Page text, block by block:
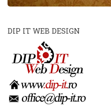
DIP IT WEB DESIGN